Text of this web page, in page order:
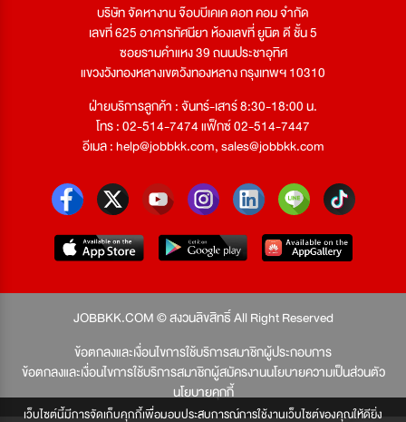
เว็บไซต์นี้มีการจัดเก็บคุกกี้เพื่อมอบประสบการณ์การใช้งานเว็บไซต์ของคุณให้ดียิ่ง
บริษัท จัดหางาน จ๊อบบีเคเค ดอท คอม จำกัด
เลขที่ 625 อาคารทัศนียา ห้องเลขที่ ยูนิต ดี ชั้น 5
ซอยรามคำแหง 39 ถนนประชาอุทิศ
แขวงวังทองหลางเขตวังทองหลาง กรุงเทพฯ 10310
ฝ่ายบริการลูกค้า : จันทร์-เสาร์ 8:30-18:00 น.
โทร : 02-514-7474 แฟ็กซ์ 02-514-7447
อีเมล :help@jobbkk.com,sales@jobbkk.com
JOBBKK.COM © สงวนลิขสิทธิ์ All Right Reserved
ข้อตกลงและเงื่อนไขการใช้บริการสมาชิกผู้ประกอบการ
ข้อตกลงและเงื่อนไขการใช้บริการสมาชิกผู้สมัครงานนโยบายความเป็นส่วนตัว
นโยบายคุกกี้